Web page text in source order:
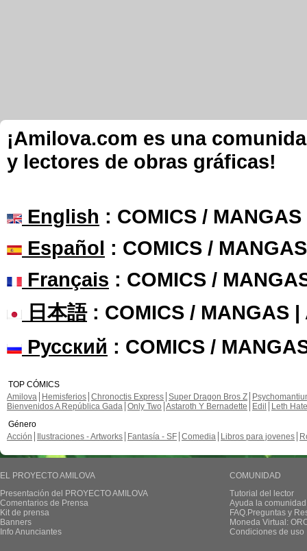
¡Amilova.com es una
y lectores de obras gráficas!
English : COMICS /
Español : COMICS /
Français : COMICS /
日本語: COMICS / MANGAS |
Русский : COMICS /
TOP CÓMICS
Amilova
Hemisferios Chronoctis Express Super Dragon Bros Z
Bienvenidos A República Gada Only Two Astaroth Y Bernadette Edil
Leth Hate
Género
Acción
Ilustraciones - Artworks Fantasía - SF Comedia Libros para jovenes
EL PROYECTO AMILOVA
Presentación del PROYECTO AMILOVA
Comentarios de Prensa
Kit de prensa
Banners
Info Anunciantes
COMUNIDAD
Tutorial del lector
Ayuda la
FAQ.Preguntas y
Moneda Virtual:
Condiciones de uso